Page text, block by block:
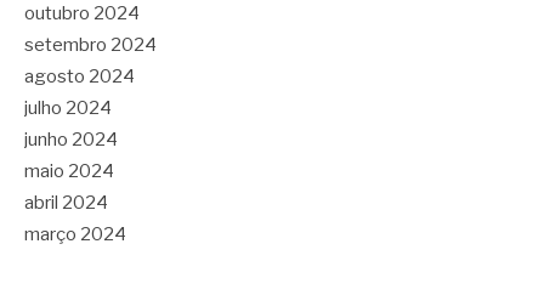
outubro 2024
setembro 2024
agosto 2024
julho 2024
junho 2024
maio 2024
abril 2024
março 2024